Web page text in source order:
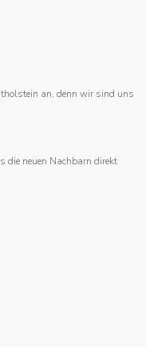
an, denn wir sind uns
die neuen Nachbarn direkt